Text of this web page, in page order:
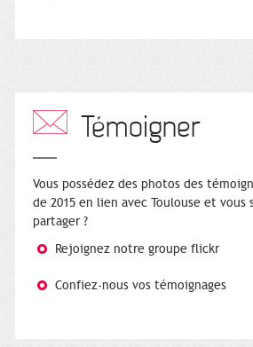
Témoigner
Vous possédez des photos des
de 2015 en lien avec Toulouse et vous
partager ?
Rejoignez notre groupe flickr
Confiez-nous vos témoignages